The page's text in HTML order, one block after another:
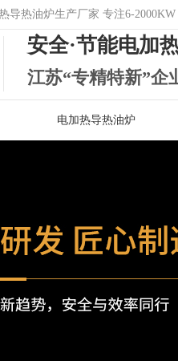
导热油炉生产厂家 专注6-2000KW
安全·节能电加
江苏“专精特新”企
电加热导热油炉